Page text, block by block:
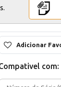
Adicionar
com: